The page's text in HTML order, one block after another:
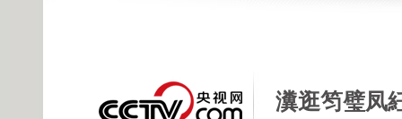
瀵逛笉璧凤